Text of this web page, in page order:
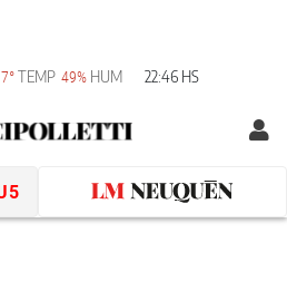
7°TEMP 49% HUM 22:46 HS